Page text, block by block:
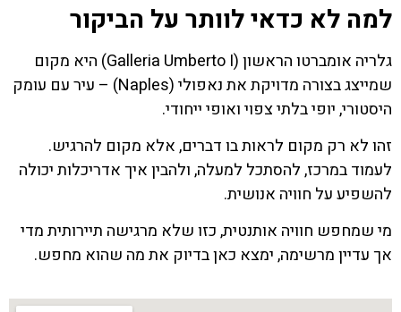
למה לא כדאי לוותר על הביקור
גלריה אומברטו הראשון (Galleria Umberto I) היא מקום
שמייצג בצורה מדויקת את נאפולי (Naples) – עיר עם עומק
היסטורי, יופי בלתי צפוי ואופי ייחודי.
זהו לא רק מקום לראות בו דברים, אלא מקום להרגיש.
לעמוד במרכז, להסתכל למעלה, ולהבין איך אדריכלות יכולה
להשפיע על חוויה אנושית.
מי שמחפש חוויה אותנטית, כזו שלא מרגישה תיירותית מדי
אך עדיין מרשימה, ימצא כאן בדיוק את מה שהוא מחפש.